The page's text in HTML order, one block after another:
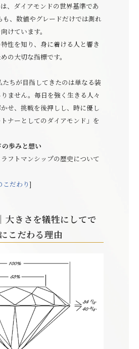
、ダイアモンドの世界基準であ
も、数値やグレードだけでは測れ
けています。
性を知り、身に着ける人と響き
の大切な指標です。
ちが目指してきたのは単なる装
ません。毎日を強く生きる人々
せ、挑戦を後押しし、時に優し
ナーとしてのダイアモンド」を
歩みと想い
フトマンシップの歴史について
だわり]
大きさを犠牲にしてで
こだわる理由